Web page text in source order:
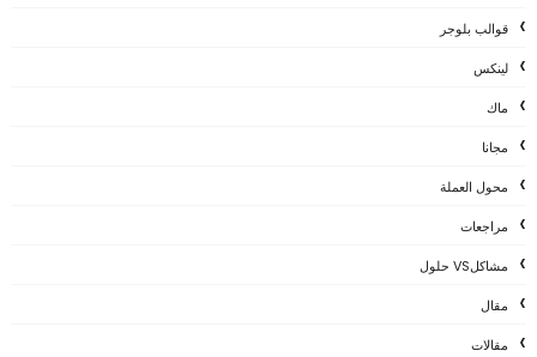
قوالب بلوجر
لينكس
ماك
مجانا
محول العملة
مراجعات
مشاكلVS حلول
مقال
مقالات